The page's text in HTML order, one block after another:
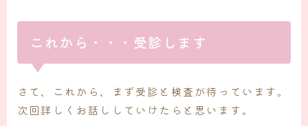
これから・・・受診します
さて、これから、まず受診と検査が待っています。
次回詳しくお話ししていけたらと思います。